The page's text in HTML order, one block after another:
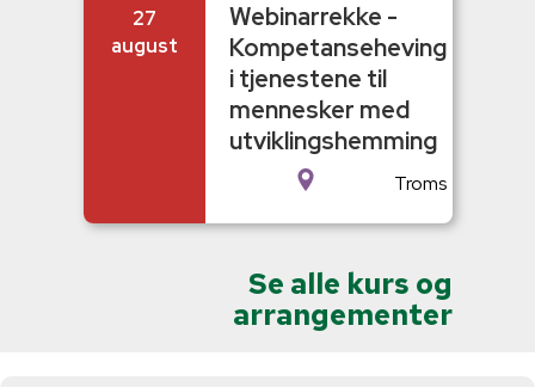
27
august
Webinarrekke -
Kompetanseheving
i tjenestene til
mennesker med
utviklingshemming
Troms
Se alle kurs og
arrangementer